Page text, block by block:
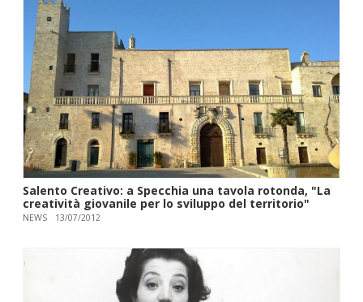
Salento Creativo: a Specchia una tavola rotonda, "La
creatività giovanile per lo sviluppo del territorio"
NEWS 13/07/2012